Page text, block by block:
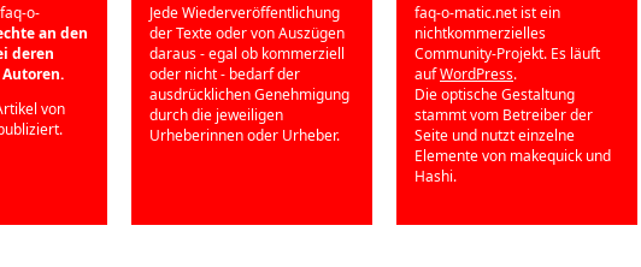
o-
an den
deren
von
Jede Wiederveröffentlichung
der Texte oder von Auszügen
daraus - egal ob kommerziell
oder nicht - bedarf der
ausdrücklichen Genehmigung
durch die jeweiligen
Urheberinnen oder Urheber.
faq-o-matic.net ist ein
nichtkommerzielles
Community-Projekt. Es läuft
aufWordPress.
Die optische Gestaltung
stammt vom Betreiber der
Seite und nutzt einzelne
Elemente von makequick und
Hashi.